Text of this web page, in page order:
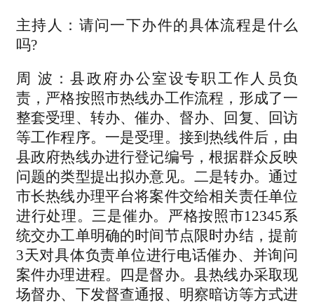
主持人：请问一下办件的具体流程是什么
吗?
周 波：县政府办公室设专职工作人员负
责，严格按照市热线办工作流程，形成了一
整套受理、转办、催办、督办、回复、回访
等工作程序。一是受理。接到热线件后，由
县政府热线办进行登记编号，根据群众反映
问题的类型提出拟办意见。二是转办。通过
市长热线办理平台将案件交给相关责任单位
进行处理。三是催办。严格按照市12345系
统交办工单明确的时间节点限时办结，提前
3天对具体负责单位进行电话催办、并询问
案件办理进程。四是督办。县热线办采取现
场督办、下发督查通报、明察暗访等方式进